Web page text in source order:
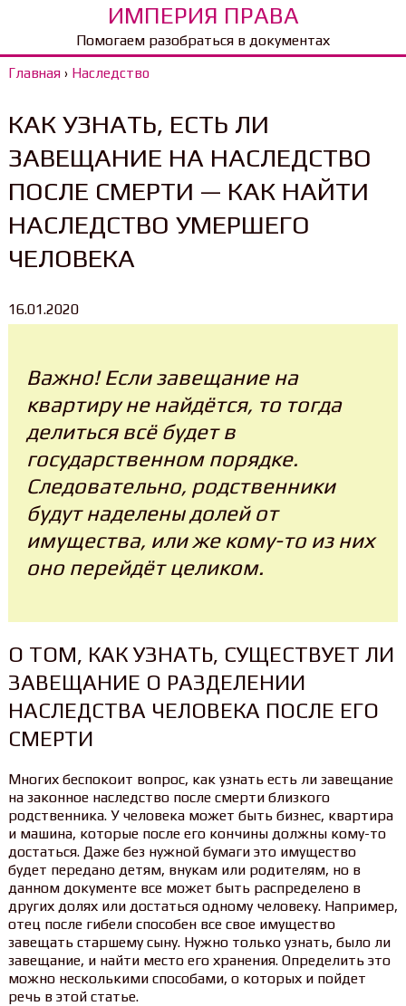
ИМПЕРИЯ ПРАВА
Помогаем разобраться в документах
Главная› Наследство
КАК УЗНАТЬ, ЕСТЬ ЛИ
ЗАВЕЩАНИЕ НА НАСЛЕДСТВО
ПОСЛЕ СМЕРТИ — КАК НАЙТИ
НАСЛЕДСТВО УМЕРШЕГО
ЧЕЛОВЕКА
16.01.2020
Важно! Если завещание на
квартиру не найдётся, то тогда
делиться всё будет в
государственном порядке.
Следовательно, родственники
будут наделены долей от
имущества, или же кому-то из них
оно перейдёт целиком.
О ТОМ, КАК УЗНАТЬ, СУЩЕСТВУЕТ ЛИ
ЗАВЕЩАНИЕ О РАЗДЕЛЕНИИ
НАСЛЕДСТВА ЧЕЛОВЕКА ПОСЛЕ ЕГО
СМЕРТИ
Многих беспокоит вопрос, как узнать есть ли завещание
на законное наследство после смерти близкого
родственника. У человека может быть бизнес, квартира
и машина, которые после его кончины должны кому-то
достаться. Даже без нужной бумаги это имущество
будет передано детям, внукам или родителям, но в
данном документе все может быть распределено в
других долях или достаться одному человеку. Например,
отец после гибели способен все свое имущество
завещать старшему сыну. Нужно только узнать, было ли
завещание, и найти место его хранения. Определить это
можно несколькими способами, о которых и пойдет
речь в этой статье.